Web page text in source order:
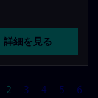
詳細を見る
ページ
2 3 4 5
6